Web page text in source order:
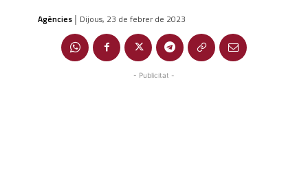
Agències | Dijous, 23 de febrer de 2023
- Publicitat -